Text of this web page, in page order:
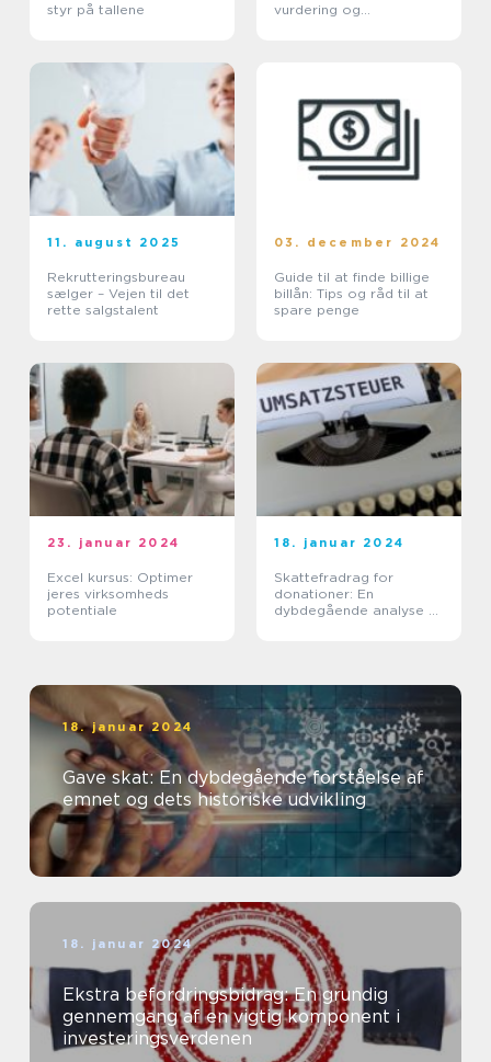
styr på tallene
vurdering og
11. august 2025
Rekrutteringsbureau
sælger – Vejen til det
rette salgstalent
03. december 2024
Guide til at finde billige
billån: Tips og råd til at
spare penge
23. januar 2024
Excel kursus: Optimer
jeres virksomheds
potentiale
18. januar 2024
Skattefradrag for
donationer: En
dybdegående analyse af
18. januar 2024
Gave skat: En dybdegående forståelse af
emnet og dets historiske udvikling
18. januar 2024
Ekstra befordringsbidrag: En grundig
gennemgang af en vigtig komponent i
investeringsverdenen